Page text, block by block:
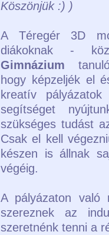
Köszönjük :) )
A Téregér 3D
diákoknak -
Gimnázium
hogy képzeljék el
kreatív
segítséget
szükséges tudást
Csak el kell
készen is állnak
végéig.
A pályázaton való
szereznek az
szeretnénk tenni a